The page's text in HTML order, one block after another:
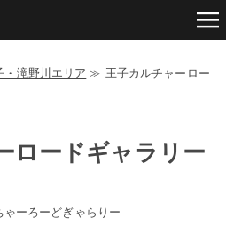
・滝野川エリア ≫ 王子カルチャーロー
ロードギャラリー
ゃーろーどぎゃらりー